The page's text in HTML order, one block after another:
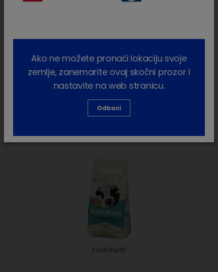
Becekasel®
Fosfofertil
Ako ne možete pronaći lokaciju svoje
zemlje, zanemarite ovaj skočni prozor i
nastavite na web stranicu.
Odbaci